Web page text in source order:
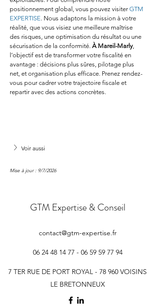
positionnement global, vous pouvez visiter GTM
EXPERTISE. Nous adaptons la mission à votre
réalité, que vous visiez une meilleure maîtrise
des risques, une optimisation du résultat ou une
sécurisation de la conformité. À Mareil-Marly,
l’objectif est de transformer votre fiscalité en
avantage : décisions plus sûres, pilotage plus
net, et organisation plus efficace. Prenez rendez-
vous pour cadrer votre trajectoire fiscale et
repartir avec des actions concrètes.
Voir aussi
Mise à jour : 9/7/2026
GTM Expertise & Conseil
contact@gtm-expertise.fr
06 24 48 14 77 - 06 59 5977 94
7 TER RUE DE PORT ROYAL - 78 960 VOISINS
LE BRETONNEUX